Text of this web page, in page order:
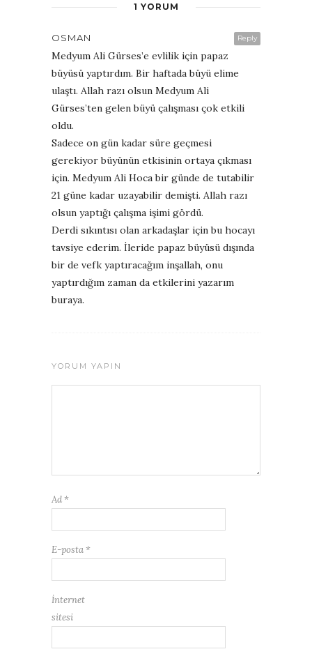
1 YORUM
Reply
OSMAN
Medyum Ali Gürses’e evlilik için papaz
büyüsü yaptırdım. Bir haftada büyü elime
ulaştı. Allah razı olsun Medyum Ali
Gürses’ten gelen büyü çalışması çok etkili
oldu.
Sadece on gün kadar süre geçmesi
gerekiyor büyünün etkisinin ortaya çıkması
için. Medyum Ali Hoca bir günde de tutabilir
21 güne kadar uzayabilir demişti. Allah razı
olsun yaptığı çalışma işimi gördü.
Derdi sıkıntısı olan arkadaşlar için bu hocayı
tavsiye ederim. İleride papaz büyüsü dışında
bir de vefk yaptıracağım inşallah, onu
yaptırdığım zaman da etkilerini yazarım
buraya.
YORUM YAPIN
Ad *
E-posta *
İnternet
sitesi